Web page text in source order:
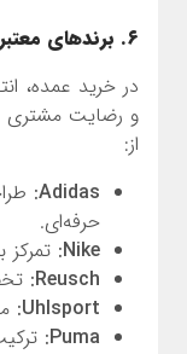
۶. برندهای معتبر دستکش دروازه‌بانی
در خرید عمده،
و رضایت مشتری
از:
Adidas:
حرفه‌ای.
Nike:
Reusch:
Uhlsport:
Puma: